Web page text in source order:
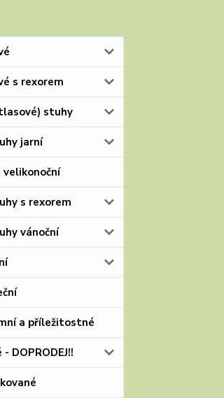
s rexorem
stuhy
jarní
s rexorem
vánoční
a příležitostné
DOPRODEJ!!